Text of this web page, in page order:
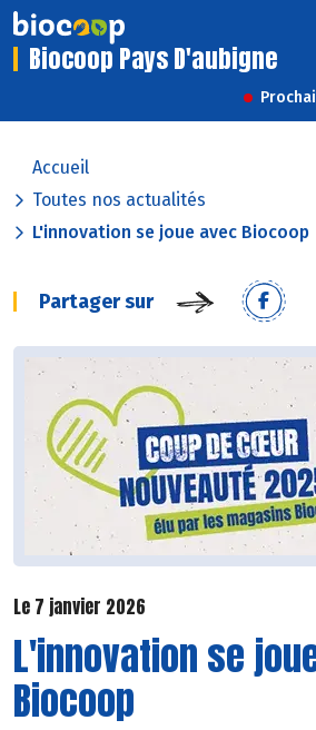
Biocoop Pays D'aubigne
Accueil
Toutes nos actualités
L'innovation se joue avec Biocoop
Partager sur
Le 7 janvier 2026
L'innovation se
Biocoop